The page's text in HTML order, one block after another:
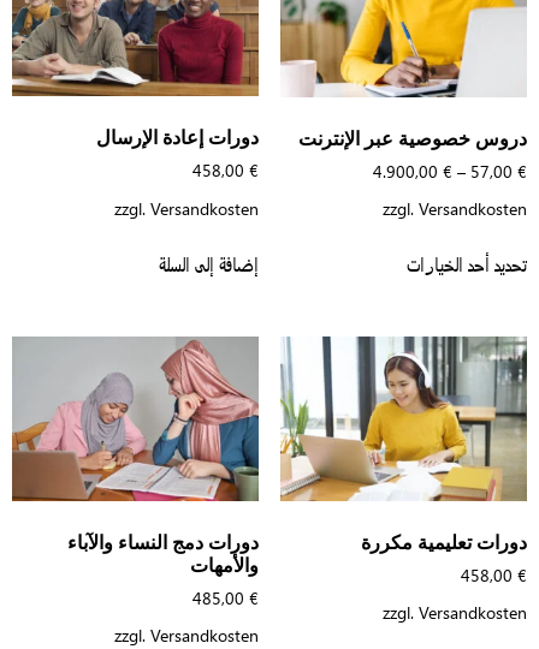
خصوصية عبر الإنترنت
57,00
–
4.900,00€
zzgl.
أحد الخيارات
دورات إعادة الإرسال
458,00
zzgl.Versandkosten
إضافة إلى السلة
تعليمية مكررة
458,00
zzgl.
دورات دمج النساء والآباء
والأمهات
485,00
zzgl.Versandkosten